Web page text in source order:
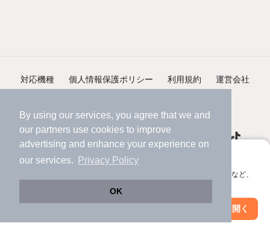
By using our services, you agree that we and
our partners use cookies to improve
advertising and enhance your experience on
our services.
Privacy Policy
OK
アプリに切り替えて、サクサクお部屋探し
会員登録なしですぐ使える。マップ検索やお気に入り保存など、
アプリを開く
絞り込み条件を変更
対応機種 個人情報保護ポリシー 利用規約 運営会社
©NIFTY Lifestyle Co., Ltd.